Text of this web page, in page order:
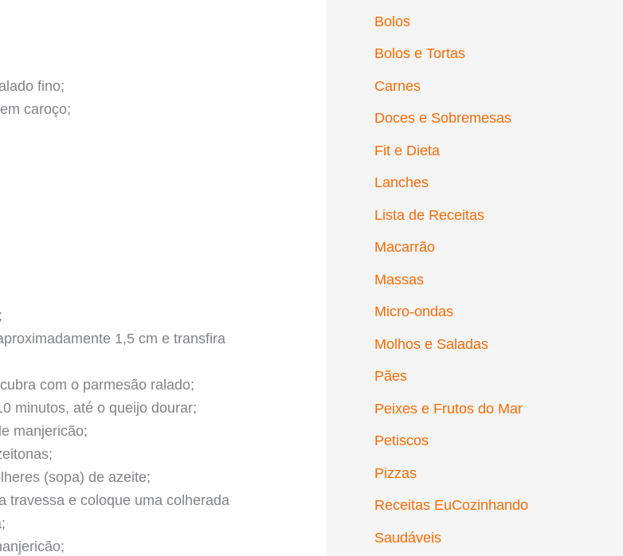
fino;
caroço;
1,5 cm e transfira
com o parmesão ralado;
minutos, até o queijo dourar;
manjericão;
(sopa) de azeite;
travessa e coloque uma colherada
Bolos
Bolos e Tortas
Carnes
Doces e Sobremesas
Fit e Dieta
Lanches
Lista de Receitas
Macarrão
Massas
Micro-ondas
Molhos e Saladas
Pães
Peixes e Frutos do Mar
Petiscos
Pizzas
Receitas EuCozinhando
Saudáveis